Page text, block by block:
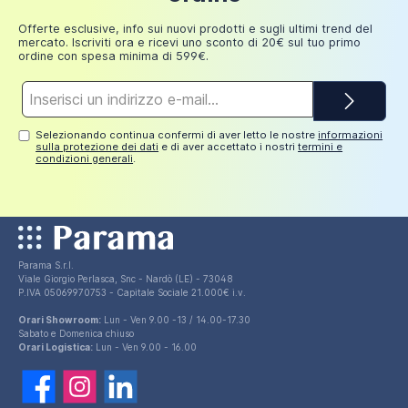
euro
Offerte esclusive, info sui nuovi prodotti e sugli ultimi trend del
mercato. Iscriviti ora e ricevi uno sconto di 20€ sul tuo primo
ordine con spesa minima di 599€.
e-
Selezionando continua confermi di aver letto le nostreinformazioni
sulla protezione dei dati e di aver accettato i nostritermini e
condizioni generali.
Parama S.r.l.
Viale Giorgio Perlasca, Snc - Nardò (LE) - 73048
P.IVA 05069970753 - Capitale Sociale 21.000€ i.v.
Orari Showroom: Lun - Ven 9.00 -13 / 14.00-17.30
Sabato e Domenica chiuso
Orari Logistica: Lun - Ven 9.00 - 16.00